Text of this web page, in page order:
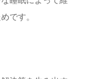
です。